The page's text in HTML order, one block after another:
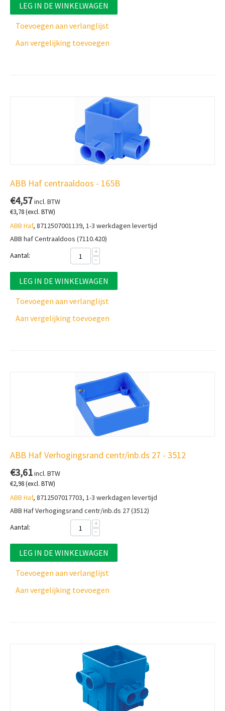
LEG IN DE WINKELWAGEN
Toevoegen aan verlanglijst
Aan vergelijking toevoegen
ABB Haf centraaldoos - 165B
€4,57incl. BTW
€3,78(excl. BTW)
ABB Haf, 8712507001139, 1-3 werkdagen levertijd
ABB haf Centraaldoos (7110.420)
Aantal:
+
−
LEG IN DE WINKELWAGEN
Toevoegen aan verlanglijst
Aan vergelijking toevoegen
ABB Haf Verhogingsrand centr/inb.ds 27 - 3512
€3,61incl. BTW
€2,98(excl. BTW)
ABB Haf, 8712507017703, 1-3 werkdagen levertijd
ABB Haf Verhogingsrand centr/inb.ds 27 (3512)
Aantal:
+
−
LEG IN DE WINKELWAGEN
Toevoegen aan verlanglijst
Aan vergelijking toevoegen